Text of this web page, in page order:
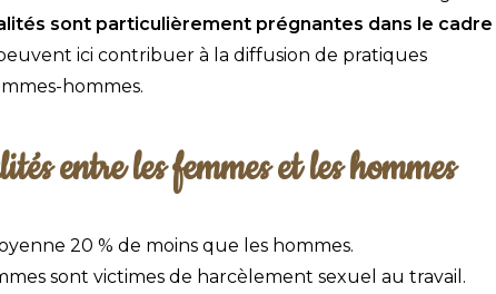
sont particulièrement prégnantes dans le cadre
ici contribuer à la diffusion de pratiques
hommes.
entre les femmes et les hommes
20 % de moins que les hommes.
sont victimes de harcèlement sexuel au travail.